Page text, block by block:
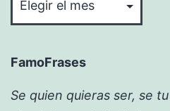
FamoFrases
Se quien quieras ser, se